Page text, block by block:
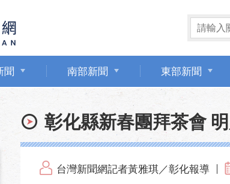
聞 南部新聞 東部新聞
彰化縣新春團拜茶會
台灣新聞網記者黃雅琪／彰化報導